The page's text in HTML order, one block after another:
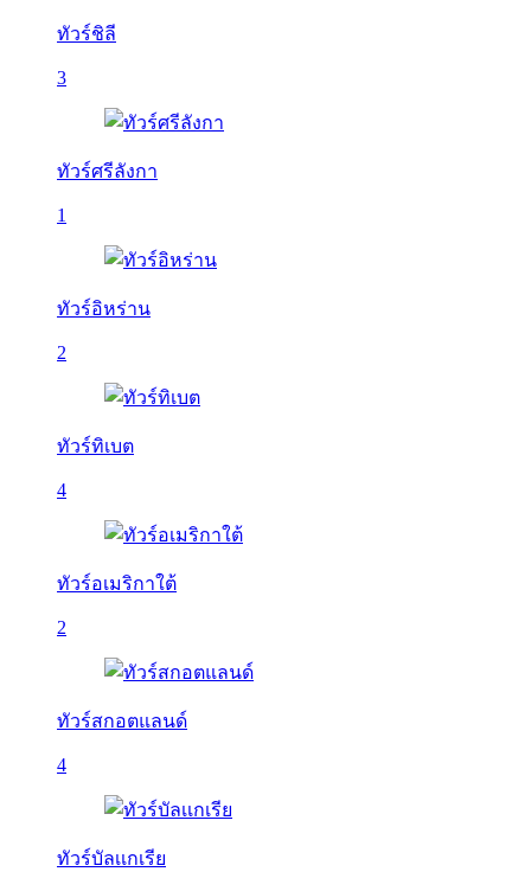
ทัวร์ชิลี
3
ทัวร์ศรีลังกา
1
ทัวร์อิหร่าน
2
ทัวร์ทิเบต
4
ทัวร์อเมริกาใต้
2
ทัวร์สกอตแลนด์
4
ทัวร์บัลเเกเรีย